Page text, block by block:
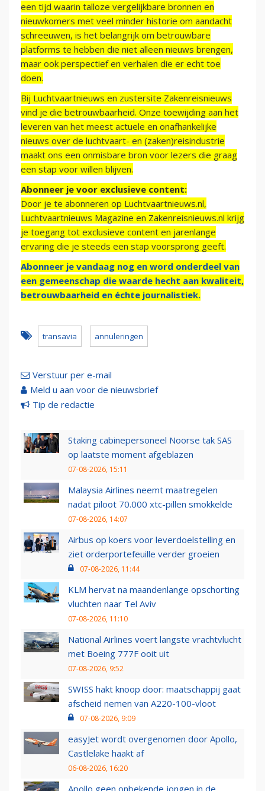
een tijd waarin talloze vergelijkbare bronnen en
nieuwkomers met veel minder historie om aandacht
schreeuwen, is het belangrijk om betrouwbare
platforms te hebben die niet alleen nieuws brengen,
maar ook perspectief en verhalen die er echt toe
doen.
Bij Luchtvaartnieuws en zustersite Zakenreisnieuws
vind je die betrouwbaarheid. Onze toewijding aan het
leveren van het meest actuele en onafhankelijke
nieuws over de luchtvaart- en (zaken)reisindustrie
maakt ons een onmisbare bron voor lezers die graag
een stap voor willen blijven.
Abonneer je voor exclusieve content:
Door je te abonneren op Luchtvaartnieuws.nl,
Luchtvaartnieuws Magazine en Zakenreisnieuws.nl krijg
je toegang tot exclusieve content en jarenlange
ervaring die je steeds een stap voorsprong geeft.
Abonneer je vandaag nog en word onderdeel van
een gemeenschap die waarde hecht aan kwaliteit,
betrouwbaarheid en échte journalistiek.
transavia annuleringen
Verstuur per e-mail
Meld u aan voor de nieuwsbrief
Tip de redactie
Staking cabinepersoneel Noorse tak SAS
op laatste moment afgeblazen
07-08-2026, 15:11
Malaysia Airlines neemt maatregelen
nadat piloot 70.000 xtc-pillen smokkelde
07-08-2026, 14:07
Airbus op koers voor leverdoelstelling en
ziet orderportefeuille verder groeien
07-08-2026, 11:44
KLM hervat na maandenlange opschorting
vluchten naar Tel Aviv
07-08-2026, 11:10
National Airlines voert langste vrachtvlucht
met Boeing 777F ooit uit
07-08-2026, 9:52
SWISS hakt knoop door: maatschappij gaat
afscheid nemen van A220-100-vloot
07-08-2026, 9:09
easyJet wordt overgenomen door Apollo,
Castlelake haakt af
06-08-2026, 16:20